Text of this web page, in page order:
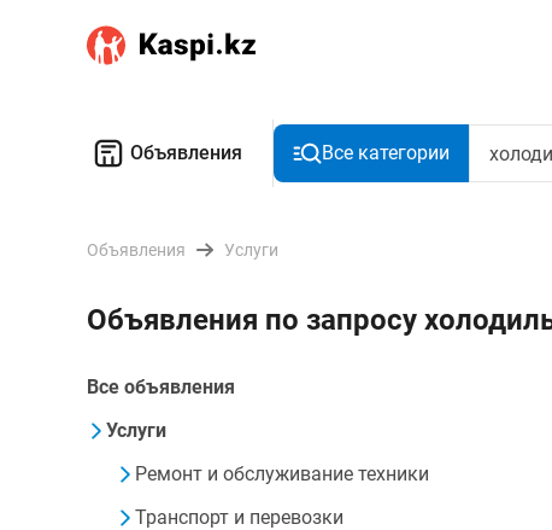
Объявления Все категории
Объявления Услуги
Объявления по запросу
Все объявления
Услуги
Ремонт и обслуживание техники
Транспорт и перевозки